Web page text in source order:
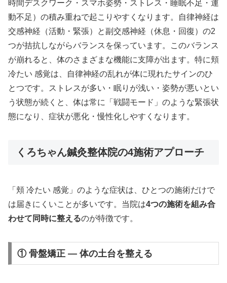
時間デスクワーク・スマホ姿勢・ストレス・睡眠不足・運
動不足）の積み重ねで起こりやすくなります。自律神経は
交感神経（活動・緊張）と副交感神経（休息・回復）の2
つが拮抗しながらバランスを保っています。このバランス
が崩れると、体のさまざまな機能に支障が出ます。特に頬
冷たい 感覚は、自律神経の乱れが体に現れたサインのひ
とつです。ストレスが多い・眠りが浅い・姿勢が悪いとい
う状態が続くと、体は常に「戦闘モード」のような緊張状
態になり、症状が悪化・慢性化しやすくなります。
くろちゃん鍼灸整体院の4施術アプローチ
「頬 冷たい 感覚」のような症状は、ひとつの施術だけで
は届きにくいことが多いです。当院は4つの施術を組み合
わせて同時に整えるのが特徴です。
① 骨盤矯正 — 体の土台を整える